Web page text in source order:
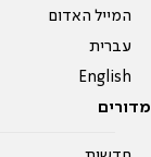
המייל האדום
עברית
English
מדורים